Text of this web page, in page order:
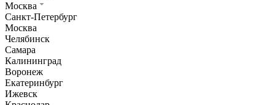
Москва
Санкт-Петербург
Москва
Челябинск
Самара
Калининград
Воронеж
Екатеринбург
Ижевск